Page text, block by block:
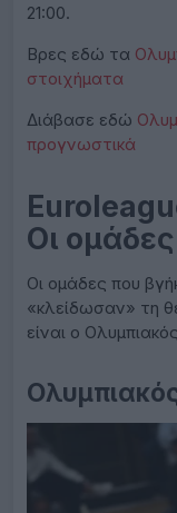
21:00.
Βρες εδώ τα
στοιχήματα
Διάβασε εδώ
προγνωστικά
Οι ομάδες
Oι ομάδες που
«κλείδωσαν» τη
είναι ο